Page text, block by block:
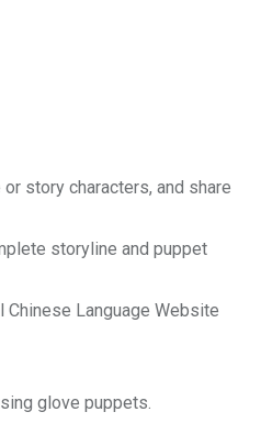
story characters, and share
storyline and puppet
Language Website
glove puppets.